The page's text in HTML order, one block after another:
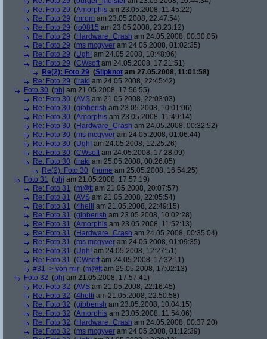
Re: Foto 29 (Amorphis am 23.05.2008, 11:45:22)
Re: Foto 29 (mrom am 23.05.2008, 22:47:54)
Re: Foto 29 (jo0815 am 23.05.2008, 23:23:12)
Re: Foto 29 (Hardware_Crash am 24.05.2008, 00:30:05)
Re: Foto 29 (ms mcgyver am 24.05.2008, 01:02:35)
Re: Foto 29 (Ugh! am 24.05.2008, 10:48:06)
Re: Foto 29 (CWsoft am 24.05.2008, 17:21:51)
Re(2): Foto 29 (Slipknot am 27.05.2008, 11:01:58)
Re: Foto 29 (iraki am 24.05.2008, 22:45:42)
Foto 30 (phj am 21.05.2008, 17:56:55)
Re: Foto 30 (AVS am 21.05.2008, 22:03:03)
Re: Foto 30 (gibberish am 23.05.2008, 10:01:06)
Re: Foto 30 (Amorphis am 23.05.2008, 11:49:14)
Re: Foto 30 (Hardware_Crash am 24.05.2008, 00:32:52)
Re: Foto 30 (ms mcgyver am 24.05.2008, 01:06:44)
Re: Foto 30 (Ugh! am 24.05.2008, 12:25:26)
Re: Foto 30 (CWsoft am 24.05.2008, 17:28:09)
Re: Foto 30 (iraki am 25.05.2008, 00:26:05)
Re(2): Foto 30 (hume am 25.05.2008, 16:54:25)
Foto 31 (phj am 21.05.2008, 17:57:19)
Re: Foto 31 (m@tt am 21.05.2008, 20:07:57)
Re: Foto 31 (AVS am 21.05.2008, 22:05:54)
Re: Foto 31 (4helli am 21.05.2008, 22:49:15)
Re: Foto 31 (gibberish am 23.05.2008, 10:02:28)
Re: Foto 31 (Amorphis am 23.05.2008, 11:52:13)
Re: Foto 31 (Hardware_Crash am 24.05.2008, 00:35:04)
Re: Foto 31 (ms mcgyver am 24.05.2008, 01:09:35)
Re: Foto 31 (Ugh! am 24.05.2008, 12:27:51)
Re: Foto 31 (CWsoft am 24.05.2008, 17:32:11)
#31 -> von mir (m@tt am 25.05.2008, 17:02:13)
Foto 32 (phj am 21.05.2008, 17:57:41)
Re: Foto 32 (AVS am 21.05.2008, 22:16:45)
Re: Foto 32 (4helli am 21.05.2008, 22:50:58)
Re: Foto 32 (gibberish am 23.05.2008, 10:04:15)
Re: Foto 32 (Amorphis am 23.05.2008, 11:54:06)
Re: Foto 32 (Hardware_Crash am 24.05.2008, 00:37:20)
Re: Foto 32 (ms mcgyver am 24.05.2008, 01:12:39)